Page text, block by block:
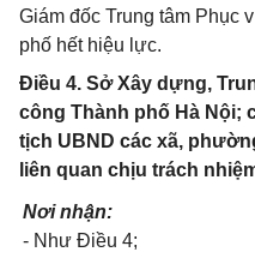
Giám đốc Trung tâm Phục
phố hết hiệu lực.
Điều 4. Sở Xây dựng,
công Thành phố Hà Nội;
tịch UBND các xã,
liên quan chịu trách
Nơi nhận:
- Như Điều 4;